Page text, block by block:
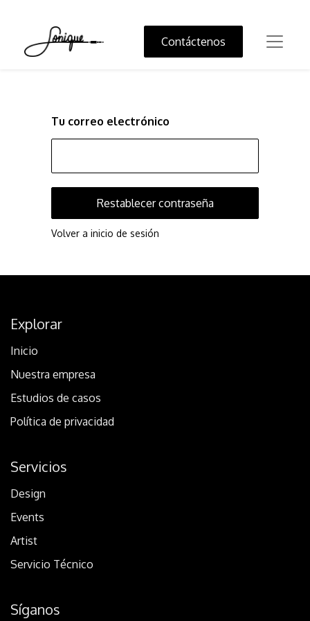
Contáctenos
Tu correo electrónico
Restablecer contraseña
Volver a inicio de sesión
Explorar
Inicio
Nuestra empresa
Estudios de casos
Política de privacidad
Servicios
Design
Events
Artist
Servicio Técnico
Síganos